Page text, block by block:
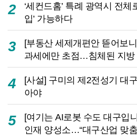
2
‘세컨드홈’ 특례 광역시 전체
입’ 가능하다
3
[부동산 세제개편안 뜯어보
과세에만 초점…침체된 지방
4
[사설] 구미의 제2전성기 대
아야
5
[여기는 AI로봇 수도 대구입
인재 양성소…“대구산업 맞